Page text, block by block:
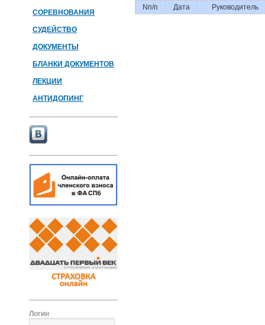
СОРЕВНОВАНИЯ
СУДЕЙСТВО
ДОКУМЕНТЫ
БЛАНКИ ДОКУМЕНТОВ
ЛЕКЦИИ
АНТИДОПИНГ
Логин
Nп/п Дата Руководитель